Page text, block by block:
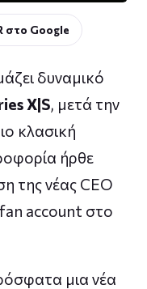
στο Google
δυναμικό
X|S, μετά την
κλασική
ήρθε
της νέας CEO
account στο
μια νέα